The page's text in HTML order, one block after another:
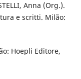
Anna (Org.).
e scritti. Milão:
Hoepli Editore,